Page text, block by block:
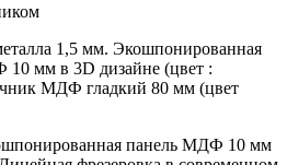
1,5 мм. Экошпонированная
10 мм в 3D дизайне (цвет :
МДФ гладкий 80 мм (цвет
панель МДФ 10 мм